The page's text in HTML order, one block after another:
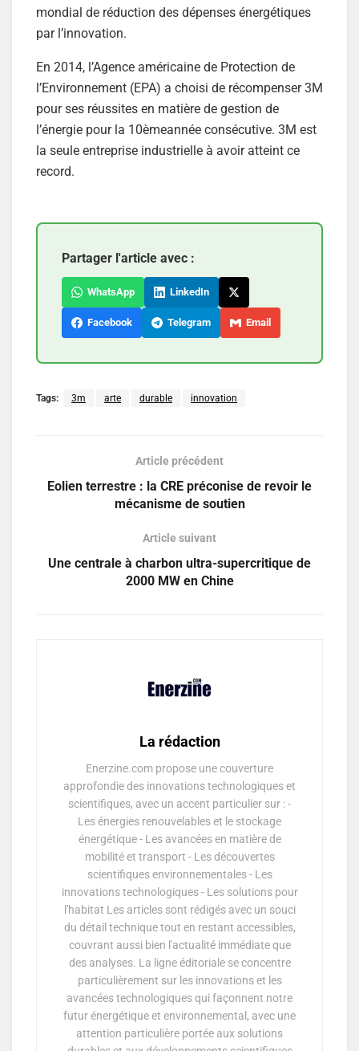
mondial de réduction des dépenses énergétiques
par l’innovation.
En 2014, l’Agence américaine de Protection de
l’Environnement (EPA) a choisi de récompenser 3M
pour ses réussites en matière de gestion de
l’énergie pour la 10èmeannée consécutive. 3M est
la seule entreprise industrielle à avoir atteint ce
record.
Partager l'article avec :
WhatsApp LinkedIn
Facebook Telegram Email
Tags: 3m arte durable innovation
Article précédent
Eolien terrestre : la CRE préconise de revoir le
mécanisme de soutien
Article suivant
Une centrale à charbon ultra-supercritique de
2000 MW en Chine
La rédaction
Enerzine.com propose une couverture
approfondie des innovations technologiques et
scientifiques, avec un accent particulier sur : -
Les énergies renouvelables et le stockage
énergétique - Les avancées en matière de
mobilité et transport - Les découvertes
scientifiques environnementales - Les
innovations technologiques - Les solutions pour
l'habitat Les articles sont rédigés avec un souci
du détail technique tout en restant accessibles,
couvrant aussi bien l'actualité immédiate que
des analyses. La ligne éditoriale se concentre
particulièrement sur les innovations et les
avancées technologiques qui façonnent notre
futur énergétique et environnemental, avec une
attention particulière portée aux solutions